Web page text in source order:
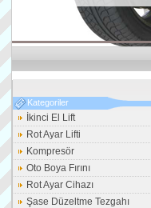
Kategoriler
İkinci El Lift
Rot Ayar Lifti
Kompresör
Oto Boya Fırını
Rot Ayar Cihazı
Şase Düzeltme Tezgahı